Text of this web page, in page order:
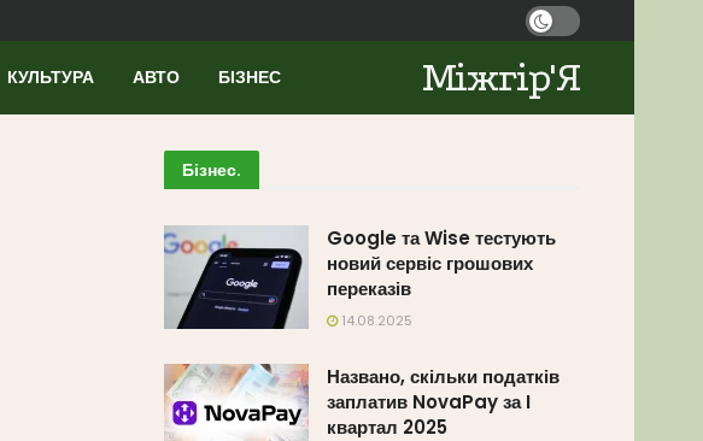
КУЛЬТУРА АВТО БІЗНЕС Міжгір'Я
Бізнес.
Google та Wise тестують
новий сервіс грошових
переказів
14.08.2025
Названо, скільки податків
заплатив NovaPay за I
квартал 2025